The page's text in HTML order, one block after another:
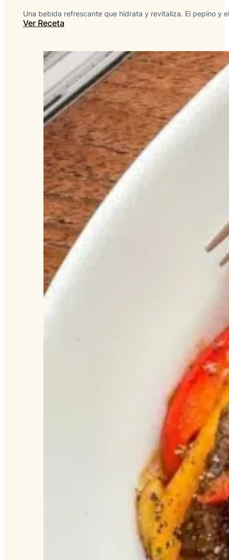
Una bebida refrescante que hidrata y revitaliza. El pepino y
Ver Receta